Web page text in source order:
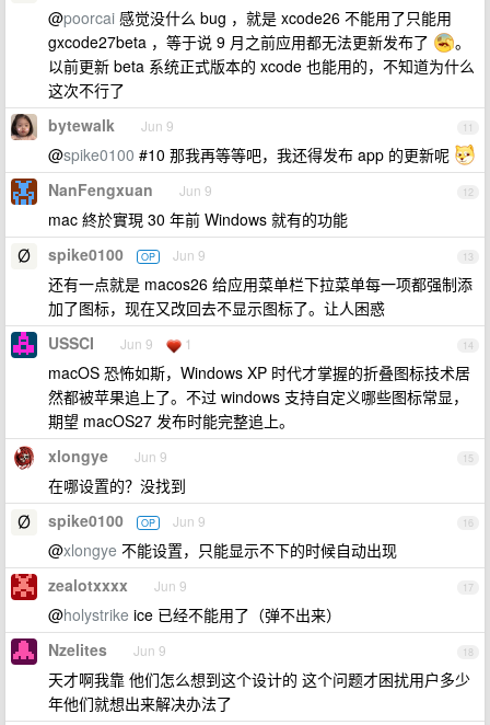
@poorcai 感觉没什么 bug ，就是 xcode26 不能用了只能用
gxcode27beta ，等于说 9 月之前应用都无法更新发布了
。
以前更新 beta 系统正式版本的 xcode 也能用的，不知道为什么
这次不行了
11
bytewalk Jun 9
@spike0100 #10 那我再等等吧，我还得发布 app 的更新呢
12
NanFengxuan Jun 9
mac 終於實現 30 年前 Windows 就有的功能
13
spike0100 OP Jun 9
还有一点就是 macos26 给应用菜单栏下拉菜单每一项都强制添
加了图标，现在又改回去不显示图标了。让人困惑
14
USSCI Jun 9 1
macOS 恐怖如斯，Windows XP 时代才掌握的折叠图标技术居
然都被苹果追上了。不过 windows 支持自定义哪些图标常显，
期望 macOS27 发布时能完整追上。
15
xlongye Jun 9
在哪设置的？没找到
16
spike0100 OP Jun 9
@xlongye 不能设置，只能显示不下的时候自动出现
17
zealotxxxx Jun 9
@holystrike ice 已经不能用了（弹不出来）
18
Nzelites Jun 9
天才啊我靠 他们怎么想到这个设计的 这个问题才困扰用户多少
年他们就想出来解决办法了